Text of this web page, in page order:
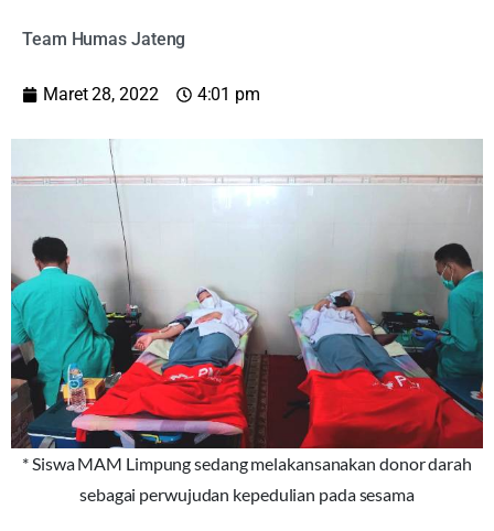
Team Humas Jateng
Maret 28, 2022 4:01 pm
* Siswa MAM Limpung sedang melakansanakan donor darah
sebagai perwujudan kepedulian pada sesama